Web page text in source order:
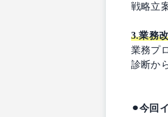
戦略立
3.業務
業務プ
診断か
⚫︎今回